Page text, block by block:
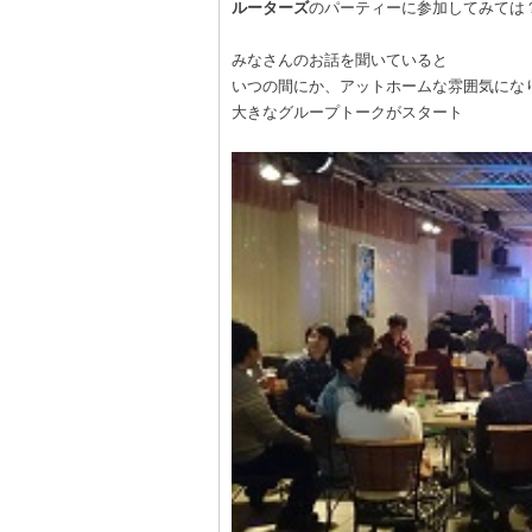
ルーターズのパーティーに参加してみては
みなさんのお話を聞いていると
いつの間にか、アットホームな雰囲気にな
大きなグループトークがスタート